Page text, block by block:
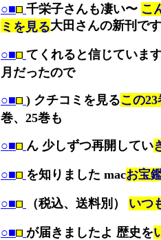
○■ 千栄子さんも凄い〜 こ
ミを見る大田さんの新刊で
○■ てくれると信じていま
月だったので
○■ ) クチコミを見るこの
巻、25巻も
○■ ん 少しずつ再開してい
○■ を知りました macお宝
○■ （税込、送料別） いつ
○■ が届きましたよ 歴史を